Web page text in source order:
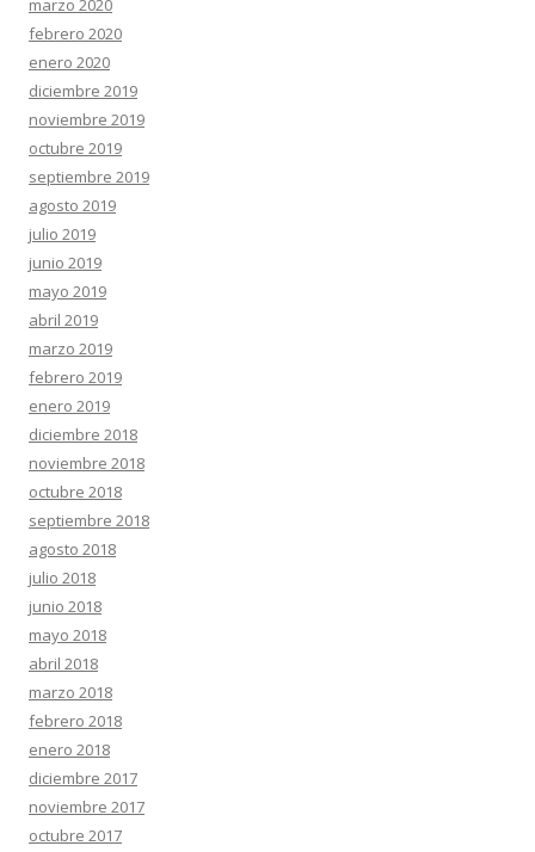
marzo 2020
febrero 2020
enero 2020
diciembre 2019
noviembre 2019
octubre 2019
septiembre 2019
agosto 2019
julio 2019
junio 2019
mayo 2019
abril 2019
marzo 2019
febrero 2019
enero 2019
diciembre 2018
noviembre 2018
octubre 2018
septiembre 2018
agosto 2018
julio 2018
junio 2018
mayo 2018
abril 2018
marzo 2018
febrero 2018
enero 2018
diciembre 2017
noviembre 2017
octubre 2017